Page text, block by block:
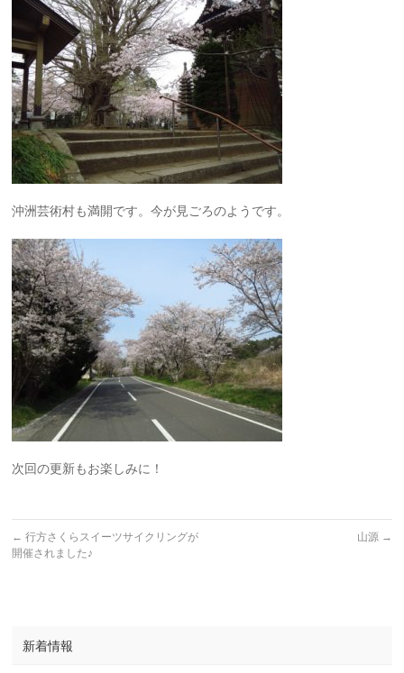
沖洲芸術村も満開です。今が見ごろのようです。
次回の更新もお楽しみに！
← 行方さくらスイーツサイクリングが
開催されました♪
山源 →
新着情報